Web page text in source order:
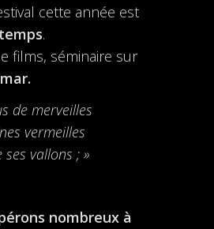
cette année est
.
films, séminaire sur
de merveilles
vermeilles
vallons ; »
nombreux à